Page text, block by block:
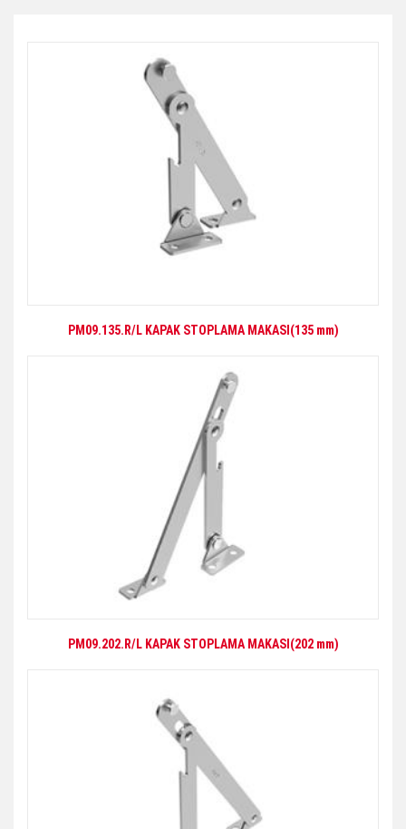
PM09.135.R/L KAPAK STOPLAMA MAKASI(135 mm)
PM09.202.R/L KAPAK STOPLAMA MAKASI(202 mm)